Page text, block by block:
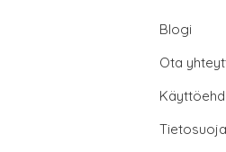
Blogi
Ota